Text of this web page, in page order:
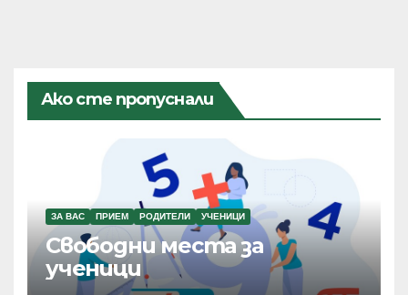
Ако сте пропуснали
ЗА ВАС ПРИЕМ РОДИТЕЛИ УЧЕНИЦИ
Свободни места за
ученици